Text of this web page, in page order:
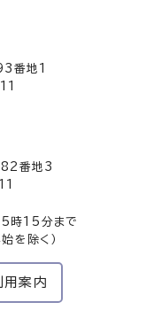
番地1
番地3
5時15分まで
を除く）
用案内